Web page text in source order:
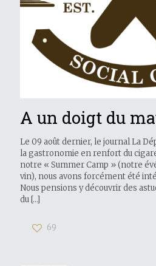
A un doigt du
Le 09 août dernier, le journal La
la gastronomie en renfort du
notre « Summer Camp » (notre
vin), nous avons forcément été
Nous pensions y découvrir des
du […]
69